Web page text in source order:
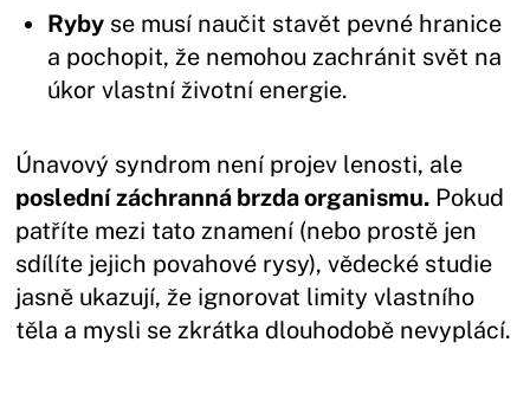
Ryby se musí naučit stavět pevné hranice
a pochopit, že nemohou zachránit svět na
úkor vlastní životní energie.
Únavový syndrom není projev lenosti, ale
poslední záchranná brzda organismu. Pokud
patříte mezi tato znamení (nebo prostě jen
sdílíte jejich povahové rysy), vědecké studie
jasně ukazují, že ignorovat limity vlastního
těla a mysli se zkrátka dlouhodobě nevyplácí.